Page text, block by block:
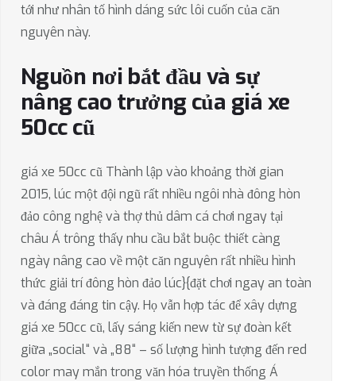
tới như nhân tố hình dáng sức lôi cuốn của căn
nguyên này.
Nguồn nơi bắt đầu và sự
nâng cao trưởng của giá xe
50cc cũ
giá xe 50cc cũ Thành lập vào khoảng thời gian
2015, lúc một đội ngũ rất nhiều ngôi nhà đông hòn
đảo công nghệ và thợ thủ dâm cá chơi ngay tại
châu Á trông thấy nhu cầu bắt buộc thiết càng
ngày nâng cao về một căn nguyên rất nhiều hình
thức giải trí đông hòn đảo lúc}{đặt chơi ngay an toàn
và đáng đáng tin cậy. Họ vẫn hợp tác để xây dựng
giá xe 50cc cũ, lấy sáng kiến new từ sự đoàn kết
giữa „social“ và „88“ – số lượng hình tượng đến red
color may mắn trong văn hóa truyền thống Á